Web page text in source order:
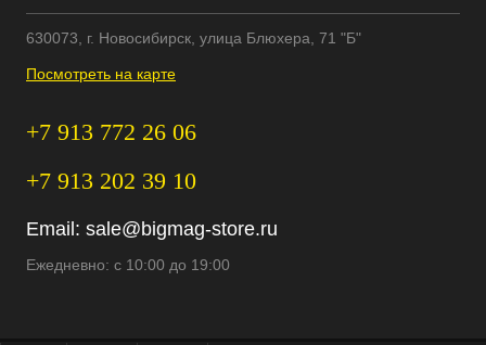
630073, г. Новосибирск, улица Блюхера, 71 "Б"
Посмотреть на карте
+7 913 772 26 06
+7 913 202 39 10
Email: sale@bigmag-store.ru
Ежедневно: с 10:00 до 19:00